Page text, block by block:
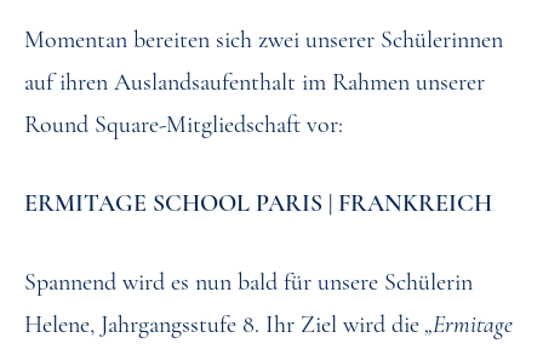
Momentan bereiten sich zwei unserer Schülerinnen
auf ihren Auslandsaufenthalt im Rahmen unserer
Round Square-Mitgliedschaft vor:
ERMITAGE SCHOOL PARIS | FRANKREICH
Spannend wird es nun bald für unsere Schülerin
Helene, Jahrgangsstufe 8. Ihr Ziel wird die„Ermitage